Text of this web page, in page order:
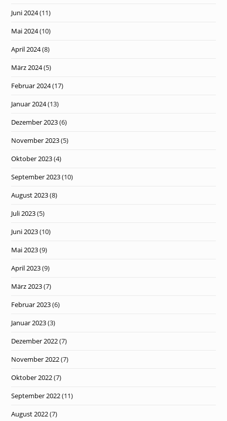
Juni 2024(11)
Mai 2024(10)
April 2024(8)
März 2024(5)
Februar 2024(17)
Januar 2024(13)
Dezember 2023(6)
November 2023(5)
Oktober 2023(4)
September 2023(10)
August 2023(8)
Juli 2023(5)
Juni 2023(10)
Mai 2023(9)
April 2023(9)
März 2023(7)
Februar 2023(6)
Januar 2023(3)
Dezember 2022(7)
November 2022(7)
Oktober 2022(7)
September 2022(11)
August 2022(7)